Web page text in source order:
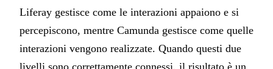
Liferay gestisce come le interazioni appaiono e si
percepiscono, mentre Camunda gestisce come quelle
interazioni vengono realizzate. Quando questi due
livelli sono correttamente connessi, il risultato è un